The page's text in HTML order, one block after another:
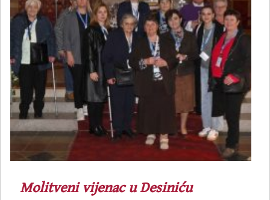
Molitveni vijenac u Desiniću